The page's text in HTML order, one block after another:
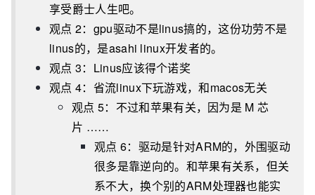
享受爵士人生吧。
观点 2：gpu驱动不是linus搞的，这份功劳不是
linus的，是asahi linux开发者的。
观点 3：Linus应该得个诺奖
观点 4：省流linux下玩游戏，和macos无关
观点 5：不过和苹果有关，因为是 M 芯
片 ……
观点 6：驱动是针对ARM的，外围驱动
很多是靠逆向的。和苹果有关系，但关
系不大，换个别的ARM处理器也能实